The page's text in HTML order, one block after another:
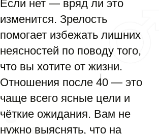
Если нет — вряд ли это
изменится. Зрелость
помогает избежать лишних
неясностей по поводу того,
что вы хотите от жизни.
Отношения после 40 — это
чаще всего ясные цели и
чёткие ожидания. Вам не
нужно выяснять, что на